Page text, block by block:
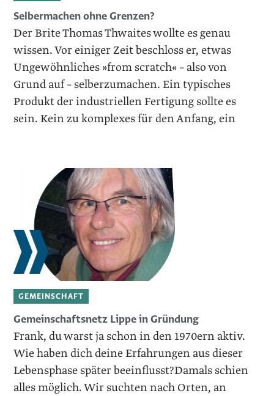
Selbermachen ohne Grenzen?
Der Brite Thomas Thwaites wollte es genau
wissen. Vor einiger Zeit beschloss er, etwas
Ungewöhnliches »from scratch« – also von
Grund auf – selberzumachen. Ein typisches
Produkt der industriellen Fertigung sollte es
sein. Kein zu komplexes für den Anfang, ein
GEMEINSCHAFT
Gemeinschaftsnetz Lippe in Gründung
Frank, du warst ja schon in den 1970ern aktiv.
Wie haben dich deine Erfahrungen aus dieser
Lebensphase später beeinflusst?Damals schien
alles möglich. Wir suchten nach Orten, an